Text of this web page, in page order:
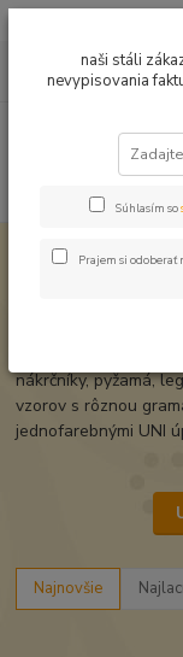
0949224331
9:00 -14:30
Úplet, metráž
nákrčníky, pyžamá,
vzorov s rôznou
jednofarebnými UNI
Najnovšie
naši stáli
nevypisovania
Súhlasím so
Prajem si